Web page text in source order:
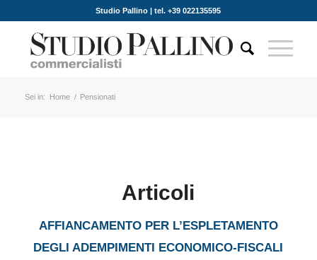
Studio Pallino | tel. +39 022135595
Sei in: Home / Pensionati
Articoli
AFFIANCAMENTO PER L’ESPLETAMENTO
DEGLI ADEMPIMENTI ECONOMICO-FISCALI